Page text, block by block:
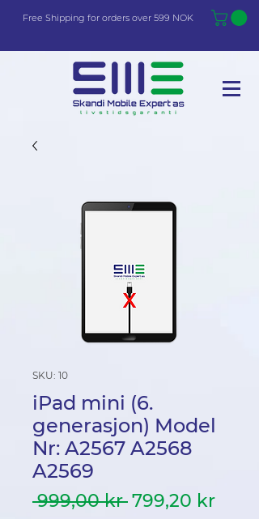
Free Shipping for orders over 599 NOK
SKU: 10
iPad mini (6.
generasjon) Model
Nr: A2567 A2568
A2569
999,00 kr Vanlig
799,20 kr